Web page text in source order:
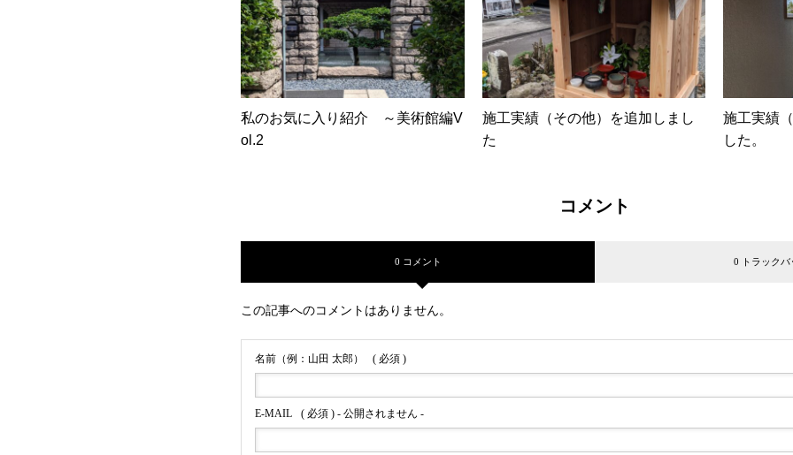
私のお気に入り紹介 ～美術館編V
ol.2
施工実績（その他）を追加しまし
た
施工実績
した。
コメント
0 コメント 0 トラックバ
この記事へのコメントはありません。
名前（例：山田 太郎） ( 必須 )
E-MAIL ( 必須 ) - 公開されません -